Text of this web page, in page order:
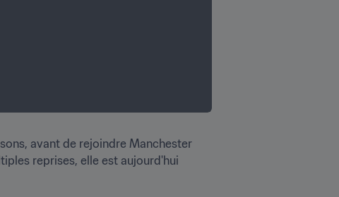
avant de rejoindre Manchester
reprises, elle est aujourd'hui